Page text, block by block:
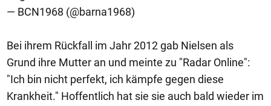
— BCN1968 (@barna1968)
Bei ihrem Rückfall im Jahr 2012 gab Nielsen als
Grund ihre Mutter an und meinte zu "Radar Online":
"Ich bin nicht perfekt, ich kämpfe gegen diese
Krankheit." Hoffentlich hat sie sie auch bald wieder im